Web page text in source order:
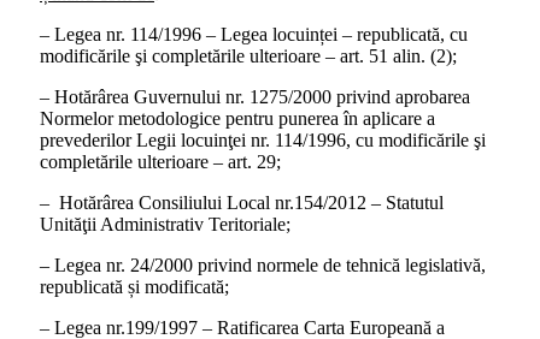
– Legea nr. 114/1996 – Legea locuinței – republicată, cu
modificările şi completările ulterioare – art. 51 alin. (2);
– Hotărârea Guvernului nr. 1275/2000 privind aprobarea
Normelor metodologice pentru punerea în aplicare a
prevederilor Legii locuinţei nr. 114/1996, cu modificările şi
completările ulterioare – art. 29;
– Hotărârea Consiliului Local nr.154/2012 – Statutul
Unităţii Administrativ Teritoriale;
– Legea nr. 24/2000 privind normele de tehnică legislativă,
republicată și modificată;
– Legea nr.199/1997 – Ratificarea Carta Europeană a